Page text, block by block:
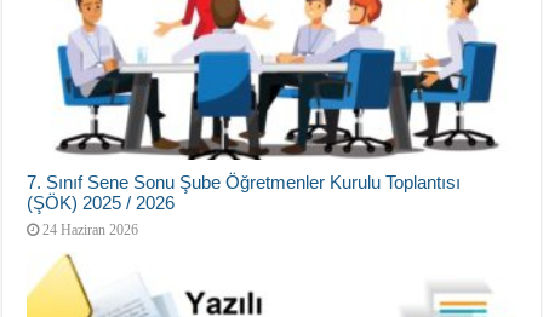
7. Sınıf Sene Sonu Şube Öğretmenler Kurulu Toplantısı
(ŞÖK) 2025 / 2026
24 Haziran 2026